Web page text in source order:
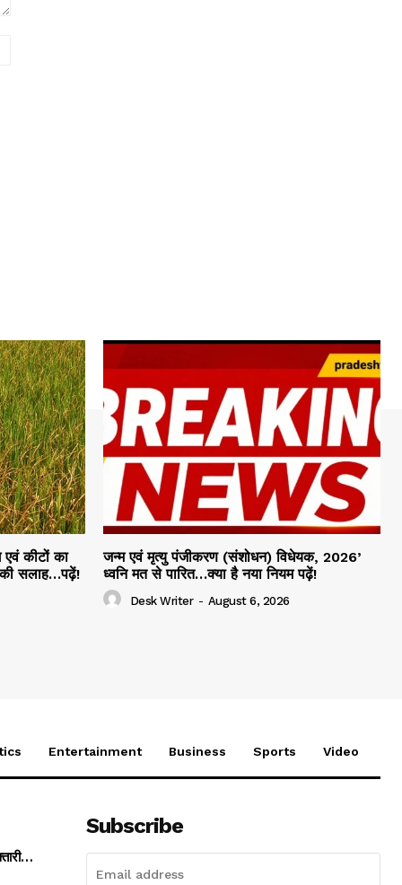
एवं कीटों का
की सलाह…पढ़ें!
जन्म एवं मृत्यु पंजीकरण (संशोधन) विधेयक, 2026’
ध्वनि मत से पारित…क्या है नया नियम पढ़ें!
Desk Writer - August 6, 2026
Entertainment Business Sports Video
Subscribe